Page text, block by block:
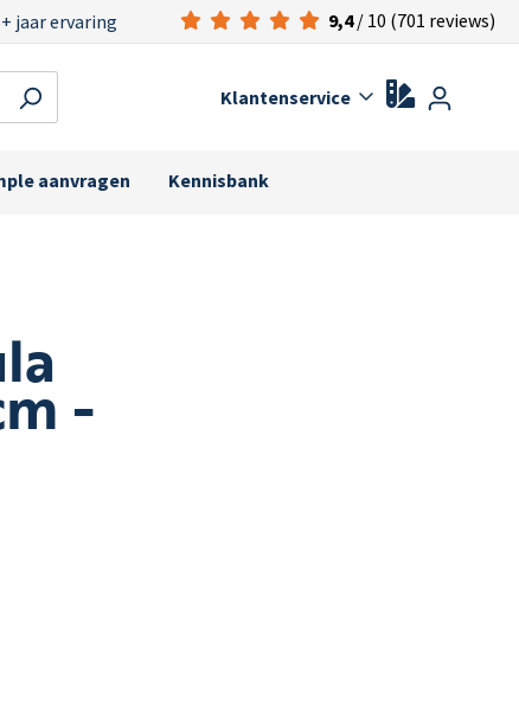
jaar ervaring 9,4/ 10 (701 reviews)
Klantenservice
aanvragen Kennisbank
-